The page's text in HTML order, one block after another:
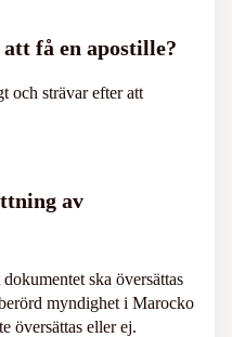
få en apostille?
och strävar efter att
av
ska översättas
myndighet i Marocko
översättas eller ej.